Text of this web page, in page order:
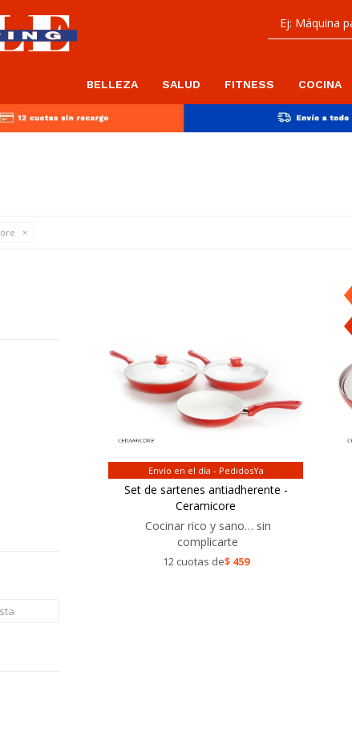
BELLEZA SALUD FITNESS COCINA
Envío en el día - PedidosYa
Set de sartenes antiadherente -
Ceramicore
Cocinar rico y sano… sin
complicarte
12 cuotas de$ 459